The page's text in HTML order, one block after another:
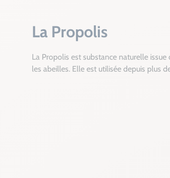
La Propolis
La Propolis est substance naturelle
les abeilles. Elle est utilisée depuis plus